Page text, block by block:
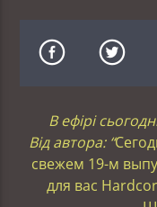
В ефірі
Від автора: “
свежем 19-м
для вас